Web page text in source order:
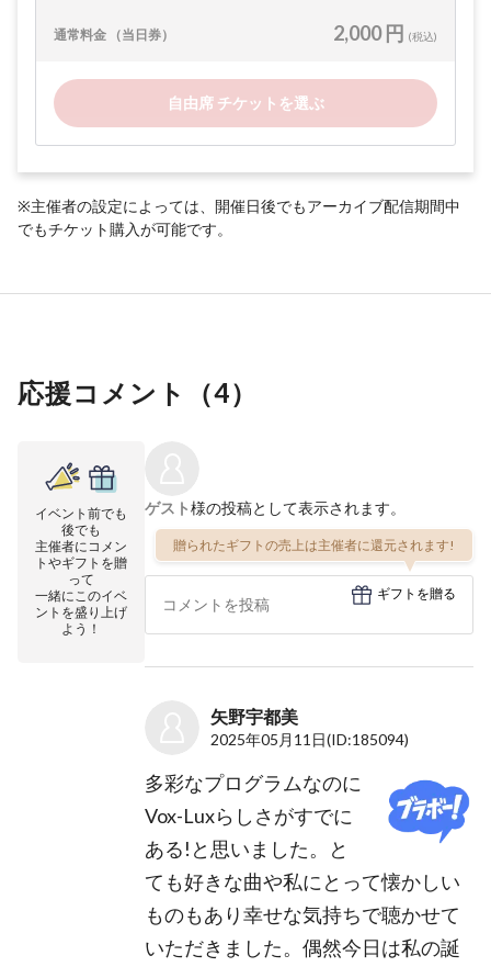
通常料金 （当日券） 2,000 円 (税込)
自由席 チケットを選ぶ
※主催者の設定によっては、開催日後でもアーカイブ配信期間中
でもチケット購入が可能です。
応援コメント（4）
イベント前でも
後でも
主催者にコメン
トやギフトを贈
って
一緒にこのイベ
ントを盛り上げ
よう！
ゲスト様の投稿として表示されます。
贈られたギフトの売上は主催者に還元されます!
ギフトを贈る
矢野宇都美
2025年05月11日(ID:185094)
多彩なプログラムなのに
Vox-Luxらしさがすでに
ある!と思いました。と
ても好きな曲や私にとって懐かしい
ものもあり幸せな気持ちで聴かせて
いただきました。偶然今日は私の誕